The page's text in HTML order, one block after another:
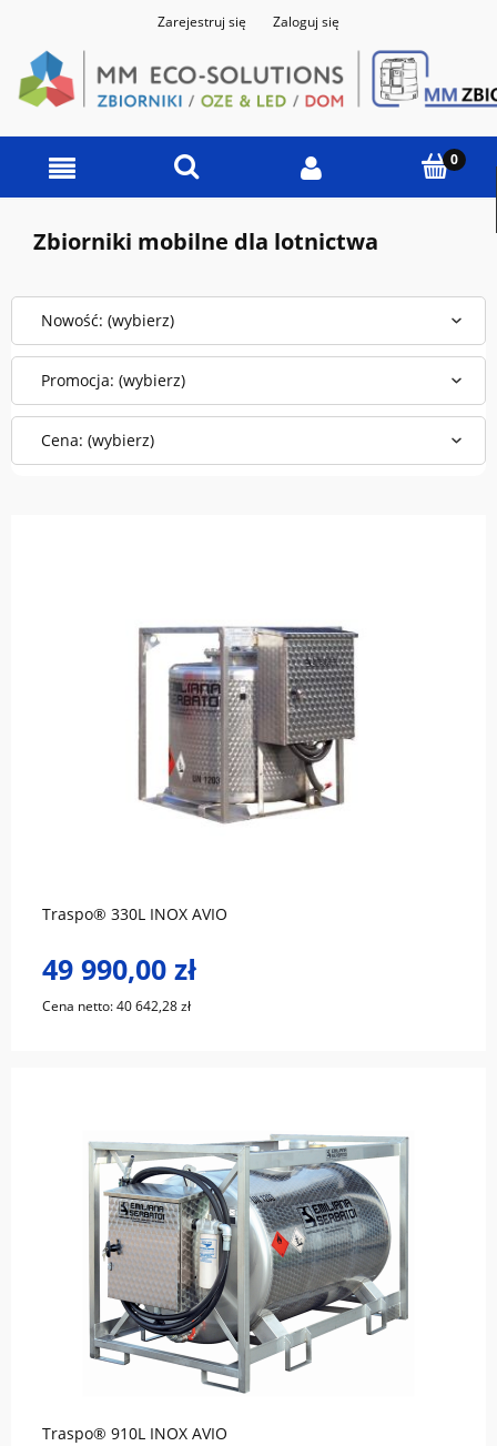
Zarejestruj się Zaloguj się
Zbiorniki mobilne dla lotnictwa
Cena: (wybierz)
Nowość: (wybierz)
Promocja: (wybierz)
Traspo® 330L INOX AVIO
49 990,00 zł
Cena netto:40 642,28 zł
do koszyka
Traspo® 910L INOX AVIO
do koszyka